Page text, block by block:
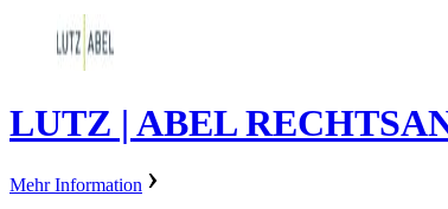
LUTZ | ABEL
Mehr Information